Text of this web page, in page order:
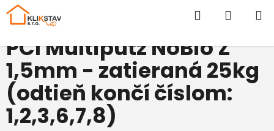
Prejsť
Hľadať
PCI Multiputz NoBio Z
1,5mm - zatieraná 25kg
(odtieň končí číslom:
1,2,3,6,7,8)